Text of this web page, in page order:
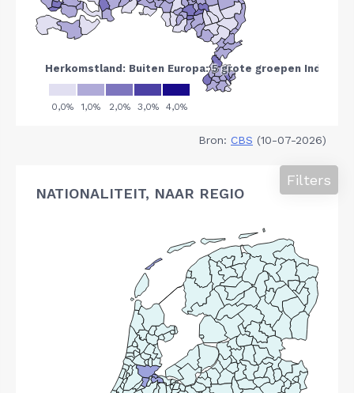
Bron: CBS (10-07-2026)
NATIONALITEIT, NAAR REGIO
Filters